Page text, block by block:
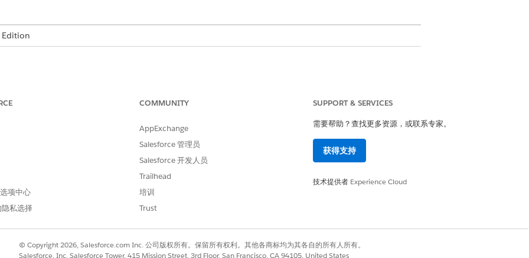
低，并且分散了他们的注意力。
的整个生命周期，包括更改状态、重新分配工单，并直接从进行讨论的 Slack 渠道添加备注。
应用程序之间切换的需要，履行者可以更快地处理更新和管理他们的队列，使他们能够处理更大的工作量并将更多
项中心
私选择
COMMUNITY
AppExchange
Salesforce 管理员
Salesforce 开发人员
Trailhead
培训
Trust
SUPPORT & SERVICES
需要帮助？查找更多资源，或联系专家。
获得支持
技术提供者 Experience Cloud
© Copyright 2026, Salesforce.com Inc. 公司版权所有。保留所有权利。其他各商标均为其各自的所有人所有。
Salesforce, Inc. Salesforce Tower, 415 Mission Street, 3rd Floor, San Francisco, CA 94105, United States